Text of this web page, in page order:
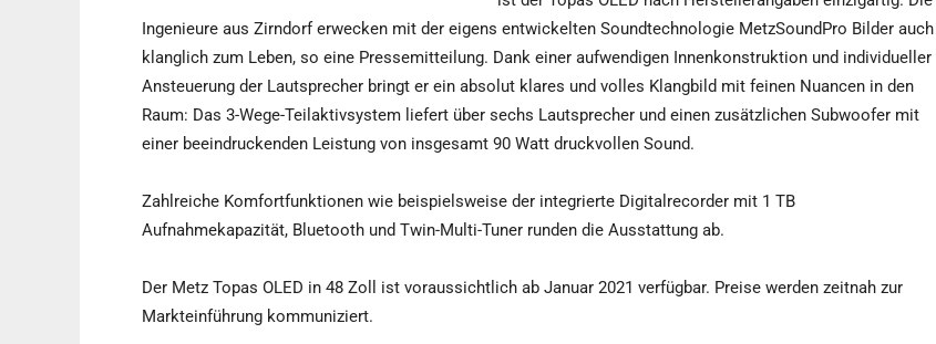
Ingenieure aus Zirndorf erwecken mit der eigens entwickelten Soundtechnologie MetzSoundPro Bilder auch
klanglich zum Leben, so eine Pressemitteilung. Dank einer aufwendigen Innenkonstruktion und individueller
Ansteuerung der Lautsprecher bringt er ein absolut klares und volles Klangbild mit feinen Nuancen in den
Raum: Das 3-Wege-Teilaktivsystem liefert über sechs Lautsprecher und einen zusätzlichen Subwoofer mit
einer beeindruckenden Leistung von insgesamt 90 Watt druckvollen Sound.
Zahlreiche Komfortfunktionen wie beispielsweise der integrierte Digitalrecorder mit 1 TB
Aufnahmekapazität, Bluetooth und Twin-Multi-Tuner runden die Ausstattung ab.
Der Metz Topas OLED in 48 Zoll ist voraussichtlich ab Januar 2021 verfügbar. Preise werden zeitnah zur
Markteinführung kommuniziert.